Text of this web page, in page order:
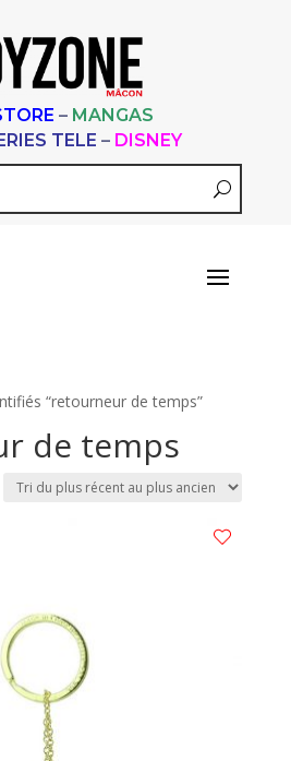
– MANGAS
TELE – DISNEY
“retourneur de temps”
de temps